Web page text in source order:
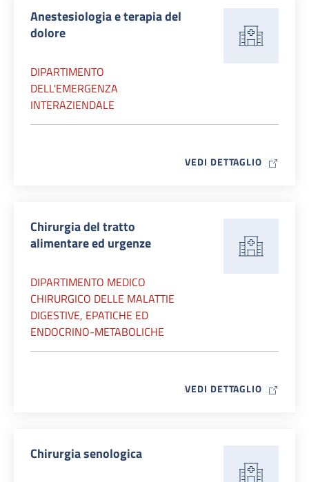
Anestesiologia e terapia del
dolore
DIPARTIMENTO
DELL'EMERGENZA
INTERAZIENDALE
VEDI DETTAGLIO MAP ICON
Chirurgia del tratto
alimentare ed urgenze
DIPARTIMENTO MEDICO
CHIRURGICO DELLE MALATTIE
DIGESTIVE, EPATICHE ED
ENDOCRINO-METABOLICHE
VEDI DETTAGLIO MAP ICON
Chirurgia senologica